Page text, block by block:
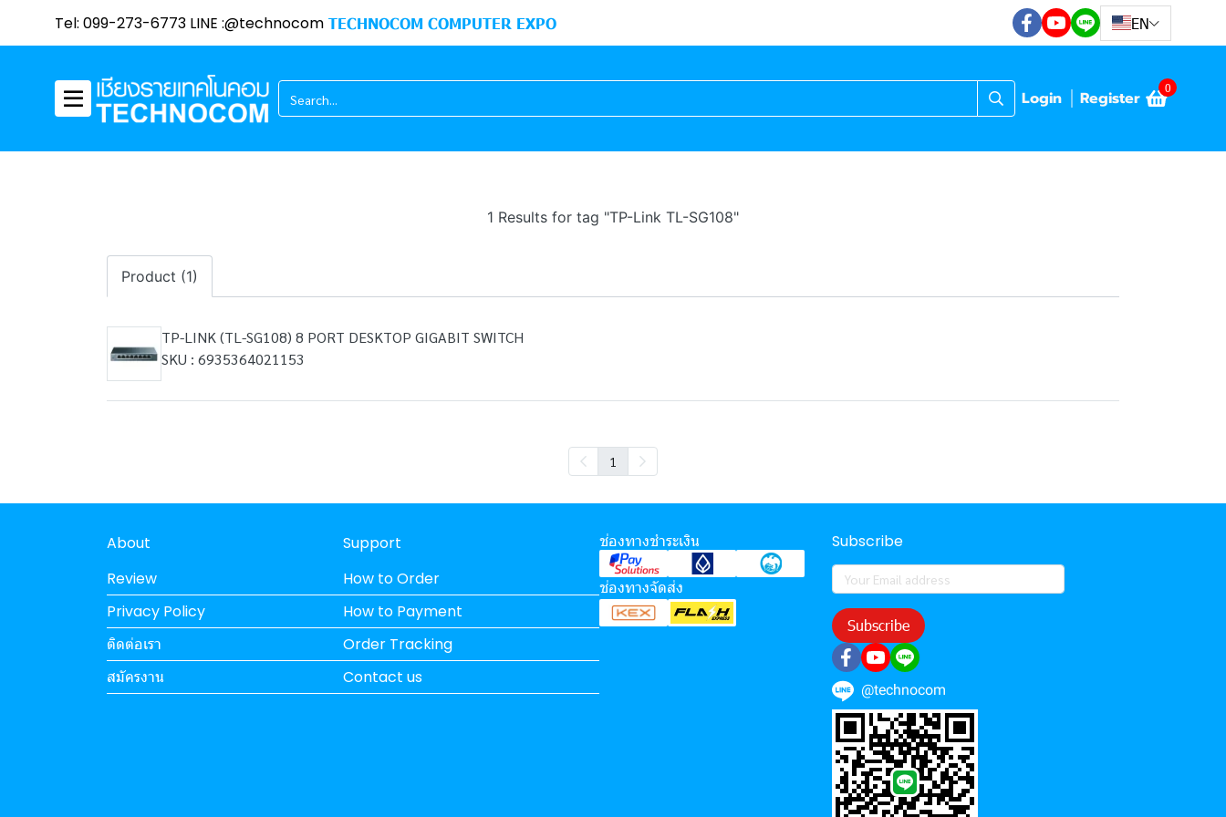
Tel: 099-273-6773 LINE :@technocom TECHNOCOM COMPUTER EXPO EN
Login Register 0
1 Results for tag "TP-Link TL-SG108"
Product (1)
TP-LINK (TL-SG108) 8 PORT DESKTOP GIGABIT SWITCH
SKU : 6935364021153
1
About
Review
Privacy Policy
ติดต่อเรา
สมัครงาน
Support
How to Order
How to Payment
Order Tracking
Contact us
ช่องทางชำระเงิน
ช่องทางจัดส่ง
Subscribe
Subscribe
@technocom